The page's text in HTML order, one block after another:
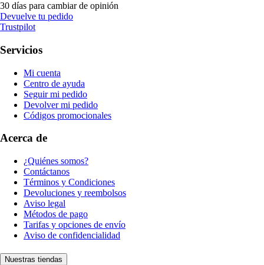
30 días para cambiar de opinión
Devuelve tu pedido
Trustpilot
Servicios
Mi cuenta
Centro de ayuda
Seguir mi pedido
Devolver mi pedido
Códigos promocionales
Acerca de
¿Quiénes somos?
Contáctanos
Términos y Condiciones
Devoluciones y reembolsos
Aviso legal
Métodos de pago
Tarifas y opciones de envío
Aviso de confidencialidad
Nuestras tiendas